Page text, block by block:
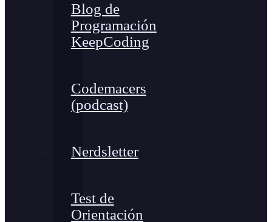
Blog de
Programación
KeepCoding
Codemacers
(podcast)
Nerdsletter
Test de
Orientación